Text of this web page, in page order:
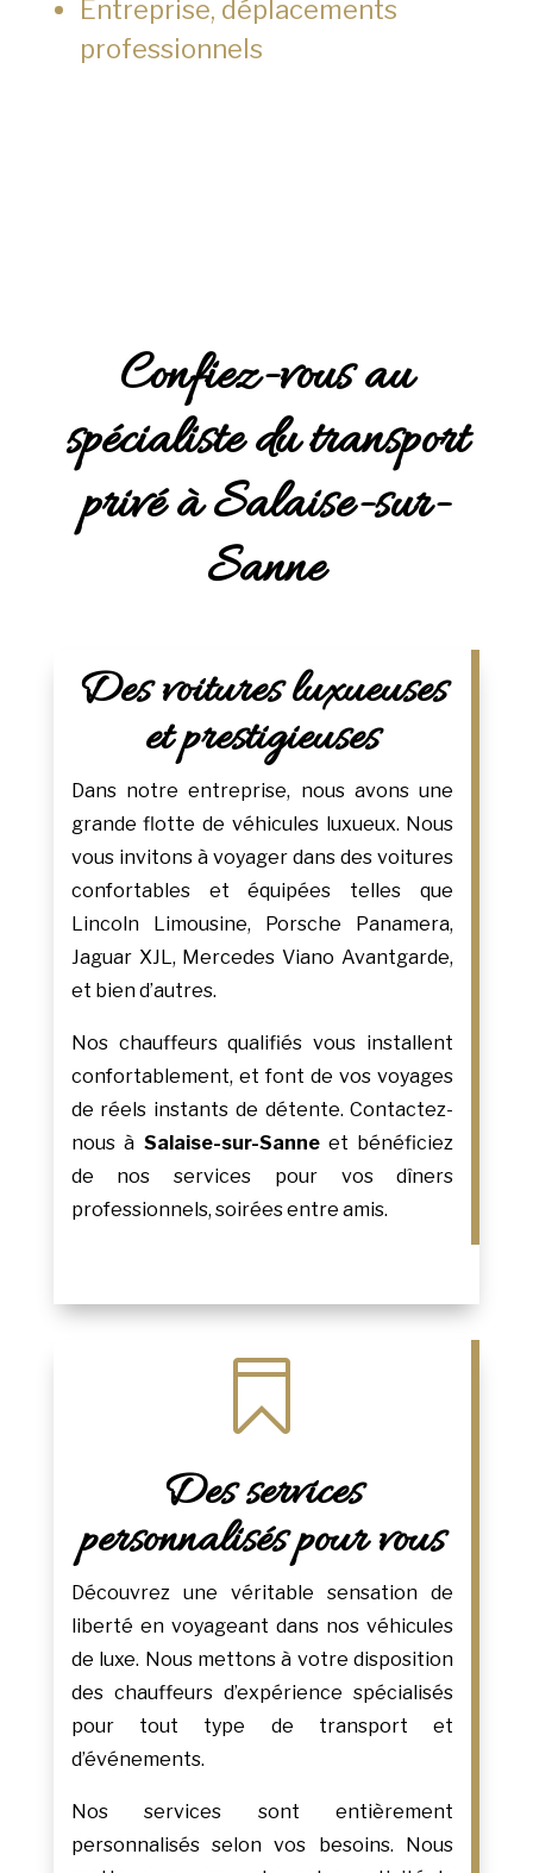
Entreprise, déplacements
professionnels
Confiez-vous au
spécialiste du transport
privé à Salaise-sur-
Sanne
Des voitures luxueuses
et prestigieuses
Dans notre entreprise, nous avons une
grande flotte de véhicules luxueux. Nous
vous invitons à voyager dans des voitures
confortables et équipées telles que
Lincoln Limousine, Porsche Panamera,
Jaguar XJL, Mercedes Viano Avantgarde,
et bien d’autres.
Nos chauffeurs qualifiés vous installent
confortablement, et font de vos voyages
de réels instants de détente. Contactez-
nous à Salaise-sur-Sanneet bénéficiez
de nos services pour vos dîners
professionnels, soirées entre amis.

Des services
personnalisés pour vous
Découvrez une véritable sensation de
liberté en voyageant dans nos véhicules
de luxe. Nous mettons à votre disposition
des chauffeurs d’expérience spécialisés
pour tout type de transport et
d’événements.
Nos services sont entièrement
personnalisés selon vos besoins. Nous